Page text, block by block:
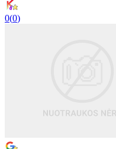
0(0)